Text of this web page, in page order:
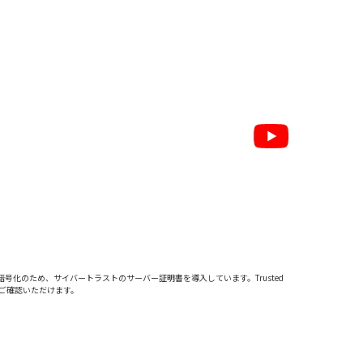
号化のため、サイバートラストのサーバー証明書を導入しています。Trusted
認いただけます。